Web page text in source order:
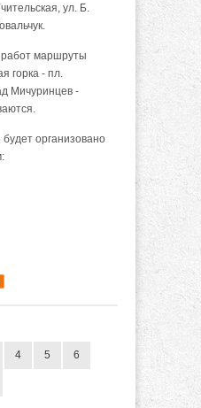
ул. Б.
маршруты
горка - пл.
Мичуринцев -
организовано
4 5 6